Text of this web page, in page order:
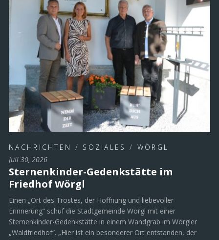
NACHRICHTEN / SOZIALES / WÖRGL
Juli 30, 2026
Sternenkinder-Gedenkstätte im
Friedhof Wörgl
Einen „Ort des Trostes, der Hoffnung und liebevoller
Erinnerung“ schuf die Stadtgemeinde Wörgl mit einer
Sternenkinder-Gedenkstätte in einem Wandgrab im Wörgler
„Waldfriedhof“. „Hier ist ein besonderer Ort entstanden, der